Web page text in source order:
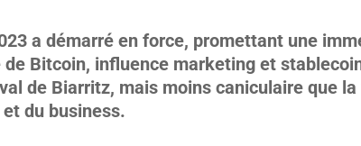
a démarré en force, promettant une
Bitcoin, influence marketing et
de Biarritz, mais moins caniculaire que
du business.